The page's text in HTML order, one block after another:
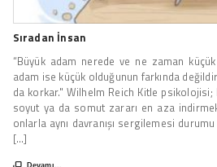
Sıradan İnsan
“Büyük adam nerede ve ne zaman
adam ise küçük olduğunun farkında
da korkar." Wilhelm Reich Kitle
soyut ya da somut zararı en aza
onlarla aynı davranışı sergilemesi durumu
[...]
Devamı...